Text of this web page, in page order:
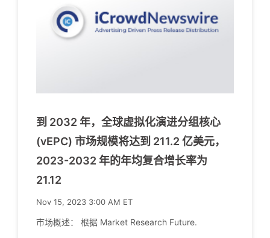
到 2032 年，全球虚拟化演进分组核心
(vEPC) 市场规模将达到 211.2 亿美元，
2023-2032 年的年均复合增长率为
21.12
Nov 15, 2023 3:00 AM ET
市场概述： 根据 Market Research Future.